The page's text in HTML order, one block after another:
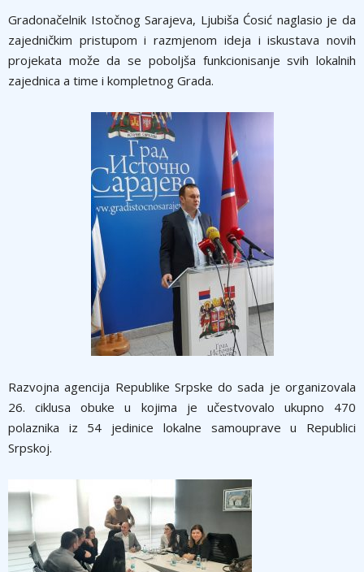
Gradonačelnik Istočnog Sarajeva, Ljubiša Ćosić naglasio je da
zajedničkim pristupom i razmjenom ideja i iskustava novih
projekata može da se poboljša funkcionisanje svih lokalnih
zajednica a time i kompletnog Grada.
Razvojna agencija Republike Srpske do sada je organizovala
26. ciklusa obuke u kojima je učestvovalo ukupno 470
polaznika iz 54 jedinice lokalne samouprave u Republici
Srpskoj.